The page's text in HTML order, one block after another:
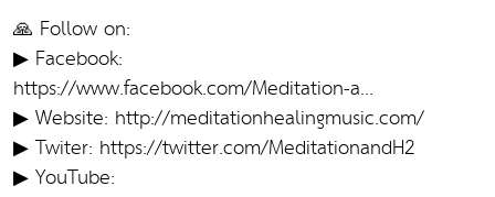
🙏 Follow on:
▶ Facebook:
https://www.facebook.com/Meditation-a...
▶ Website: http://meditationhealingmusic.com/
▶ Twiter: https://twitter.com/MeditationandH2
▶ YouTube: